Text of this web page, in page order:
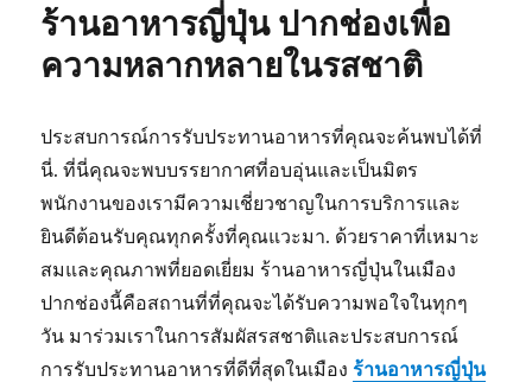
ร้านอาหารญี่ปุ่น ปากช่องเพื่อ
ความหลากหลายในรสชาติ
ประสบการณ์การรับประทานอาหารที่คุณจะค้นพบได้ที่
นี่. ที่นี่คุณจะพบบรรยากาศที่อบอุ่นและเป็นมิตร
พนักงานของเรามีความเชี่ยวชาญในการบริการและ
ยินดีต้อนรับคุณทุกครั้งที่คุณแวะมา. ด้วยราคาที่เหมาะ
สมและคุณภาพที่ยอดเยี่ยม ร้านอาหารญี่ปุ่นในเมือง
ปากช่องนี้คือสถานที่ที่คุณจะได้รับความพอใจในทุกๆ
วัน มาร่วมเราในการสัมผัสรสชาติและประสบการณ์
การรับประทานอาหารที่ดีที่สุดในเมืองร้านอาหารญี่ปุ่น